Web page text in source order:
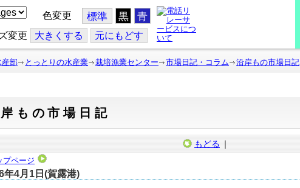
色変更 標準 黒 青
変更 大きくする 元にもどす
産部 とっとりの水産業 栽培漁業センター 市場日記・コラム 沿岸もの市場日記
もの市場日記
もどる ｜
プページ
年4月1日(賀露港)